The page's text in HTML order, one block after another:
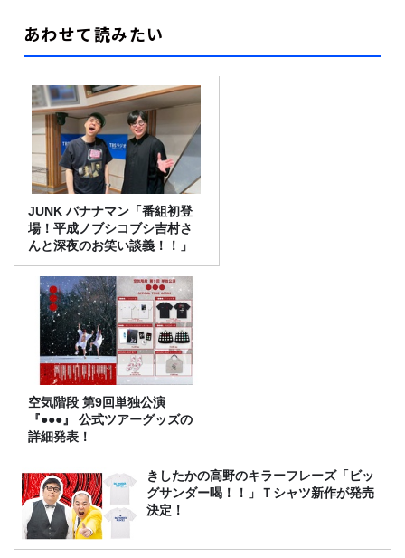
あわせて読みたい
JUNK バナナマン「番組初登
場！平成ノブシコブシ吉村さ
んと深夜のお笑い談義！！」
空気階段 第9回単独公演
『●●●』 公式ツアーグッズの
詳細発表！
きしたかの高野のキラーフレーズ「ビッ
グサンダー喝！！」Ｔシャツ新作が発売
決定！